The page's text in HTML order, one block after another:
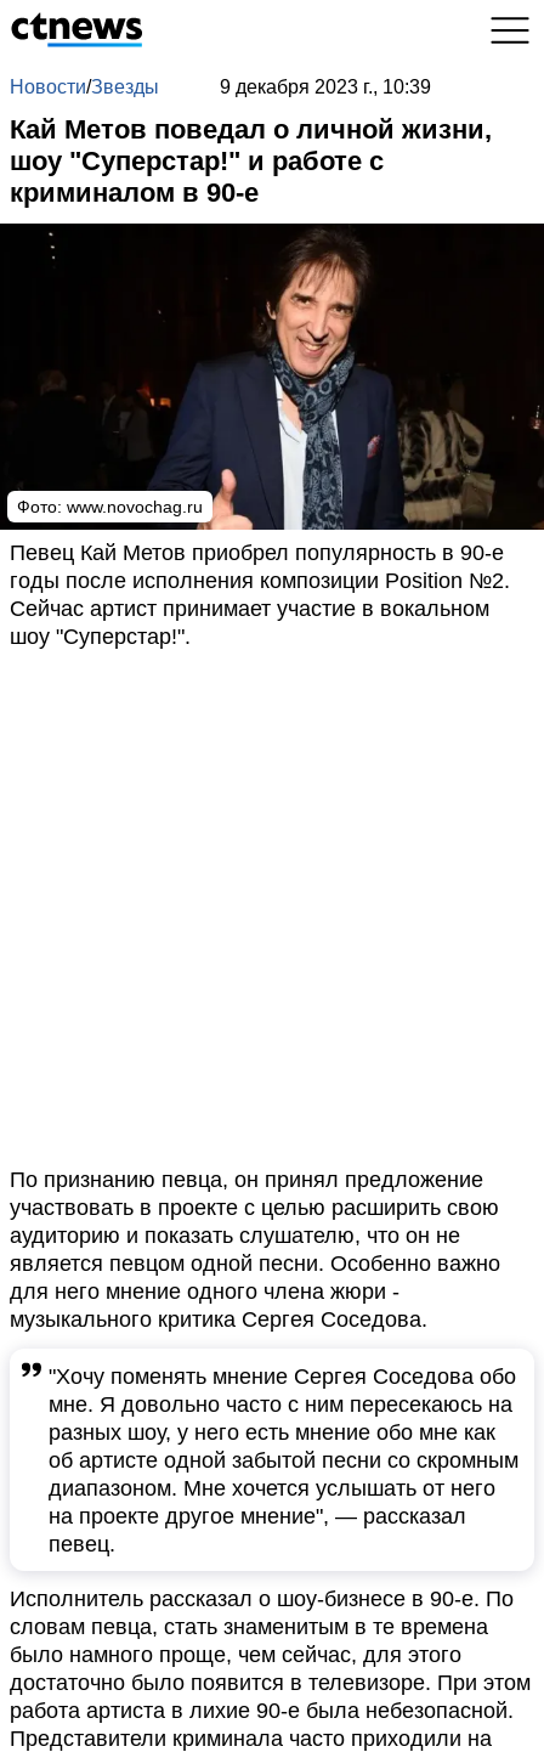
Новости/Звезды 9 декабря 2023 г., 10:39
Кай Метов поведал о личной жизни,
шоу "Суперстар!" и работе с
криминалом в 90-е
Фото: www.novochag.ru
Певец Кай Метов приобрел популярность в 90-е
годы после исполнения композиции Position №2.
Сейчас артист принимает участие в вокальном
шоу "Суперстар!".
По признанию певца, он принял предложение
участвовать в проекте с целью расширить свою
аудиторию и показать слушателю, что он не
является певцом одной песни. Особенно важно
для него мнение одного члена жюри -
музыкального критика Сергея Соседова.
"Хочу поменять мнение Сергея Соседова обо
мне. Я довольно часто с ним пересекаюсь на
разных шоу, у него есть мнение обо мне как
об артисте одной забытой песни со скромным
диапазоном. Мне хочется услышать от него
на проекте другое мнение", — рассказал
певец.
Исполнитель рассказал о шоу-бизнесе в 90-е. По
словам певца, стать знаменитым в те времена
было намного проще, чем сейчас, для этого
достаточно было появится в телевизоре. При этом
работа артиста в лихие 90-е была небезопасной.
Представители криминала часто приходили на